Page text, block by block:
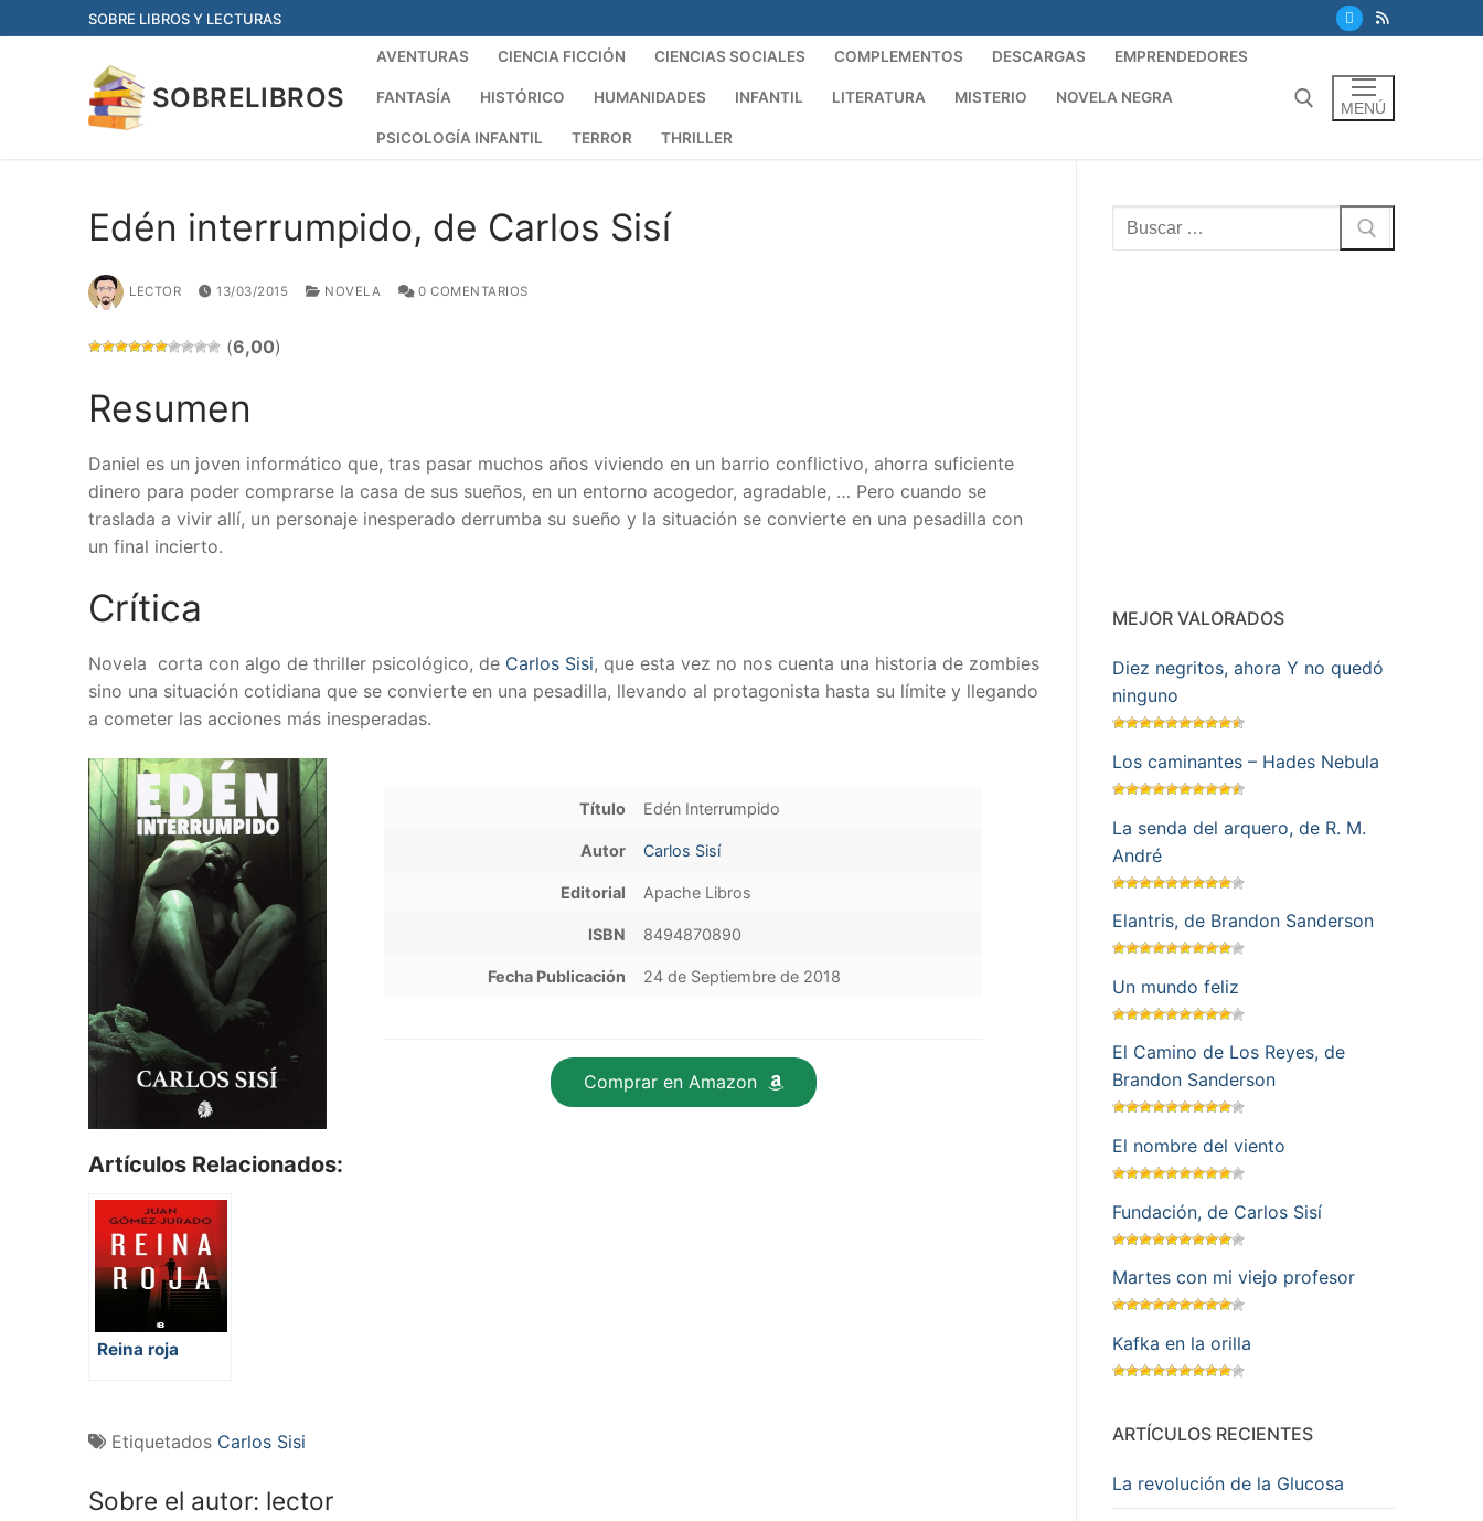
al
SOBRE LIBROS Y LECTURAS
SOBRELIBROS
AVENTURAS CIENCIA FICCIÓN CIENCIAS SOCIALES COMPLEMENTOS DESCARGAS EMPRENDEDORES
FANTASÍA HISTÓRICO HUMANIDADES INFANTIL LITERATURA MISTERIO NOVELA NEGRA
PSICOLOGÍA INFANTIL TERROR THRILLER
MENÚ
Edén interrumpido, de Carlos Sisí
LECTOR 13/03/2015 NOVELA 0 COMENTARIOS
(6,00)
Resumen
Daniel es un joven informático que, tras pasar muchos años viviendo en un barrio conflictivo, ahorra suficiente
dinero para poder comprarse la casa de sus sueños, en un entorno acogedor, agradable, … Pero cuando se
traslada a vivir allí, un personaje inesperado derrumba su sueño y la situación se convierte en una pesadilla con
un final incierto.
Crítica
Novela corta con algo de thriller psicológico, de Carlos Sisi, que esta vez no nos cuenta una historia de zombies
sino una situación cotidiana que se convierte en una pesadilla, llevando al protagonista hasta su límite y llegando
a cometer las acciones más inesperadas.
Título Edén Interrumpido
Autor Carlos Sisí
Editorial Apache Libros
ISBN 8494870890
Fecha Publicación 24 de Septiembre de 2018
Comprar en Amazon
Artículos Relacionados:
Reina roja
Etiquetados Carlos Sisi
Sobre el autor: lector
Buscar:
MEJOR VALORADOS
Diez negritos, ahora Y no quedó
ninguno
Los caminantes – Hades Nebula
La senda del arquero, de R. M.
André
Elantris, de Brandon Sanderson
Un mundo feliz
El Camino de Los Reyes, de
Brandon Sanderson
El nombre del viento
Fundación, de Carlos Sisí
Martes con mi viejo profesor
Kafka en la orilla
ARTÍCULOS RECIENTES
La revolución de la Glucosa